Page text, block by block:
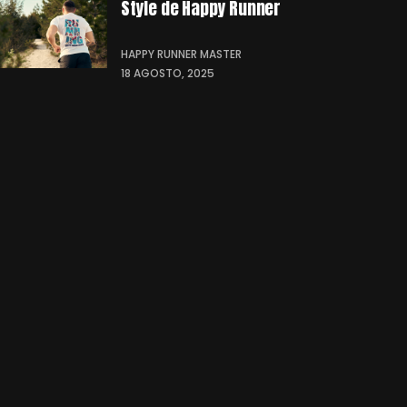
Style de Happy Runner
HAPPY RUNNER MASTER
18 AGOSTO, 2025